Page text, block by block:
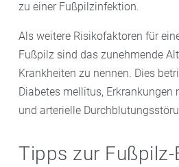
zu einer Fußpilzinfektion.
Als weitere Risikofaktoren für
Fußpilz sind das zunehmende
Krankheiten zu nennen. Dies
Diabetes mellitus,
und arterielle
Tipps zur Fußpilz-